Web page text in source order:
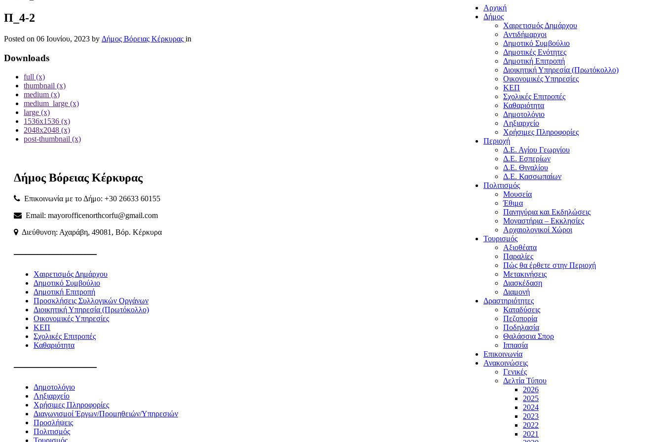
Αρχική
Δήμος
Χαιρετισμός Δημάρχου
Αντιδήμαρχοι
Δημοτικό Συμβούλιο
Δημοτικές Ενότητες
Δημοτική Επιτροπή
Διοικητική Υπηρεσία (Πρωτόκολλο)
Οικονομικές Υπηρεσίες
ΚΕΠ
Σχολικές Επιτροπές
Καθαριότητα
Δημοτολόγιο
Ληξιαρχείο
Χρήσιμες Πληροφορίες
Περιοχή
Δ.Ε. Αγίου Γεωργίου
Δ.Ε. Εσπερίων
Δ.Ε. Θιναλίου
Δ.Ε. Κασσωπαίων
Πολιτισμός
Μουσεία
Έθιμα
Πανηγύρια και Εκδηλώσεις
Μοναστήρια – Εκκλησίες
Αρχαιολογικοί Χώροι
Τουρισμός
Αξιοθέατα
Παραλίες
Πώς θα έρθετε στην Περιοχή
Μετακινήσεις
Διασκέδαση
Διαμονή
Δραστηριότητες
Καταδύσεις
Πεζοπορία
Ποδηλασία
Θαλάσσια Σπορ
Ιππασία
Επικοινωνία
Ανακοινώσεις
Γενικές
Δελτία Τύπου
2026
2025
2024
2023
2022
2021
Π_4-2
Posted on 06 Ιουνίου, 2023 by Δήμος Βόρειας Κέρκυρας in
Downloads
full (x)
thumbnail (x)
medium (x)
medium_large (x)
large (x)
1536x1536 (x)
2048x2048 (x)
post-thumbnail (x)
Δήμος Βόρειας Κέρκυρας
Επικοινωνία με το Δήμο: +30 26633 60155
Email: mayorofficenorthcorfu@gmail.com
Διεύθυνση: Αχαράβη, 49081, Βόρ. Κέρκυρα
———————
Χαιρετισμός Δημάρχου
Δημοτικό Συμβούλιο
Δημοτική Επιτροπή
Προσκλήσεις Συλλογικών Οργάνων
Διοικητική Υπηρεσία (Πρωτόκολλο)
Οικονομικές Υπηρεσίες
ΚΕΠ
Σχολικές Επιτροπές
Καθαριότητα
———————
Δημοτολόγιο
Ληξιαρχείο
Χρήσιμες Πληροφορίες
Διαγωνισμοί Έργων/Προμηθειών/Υπηρεσιών
Προσλήψεις
Πολιτισμός
Τουρισμός